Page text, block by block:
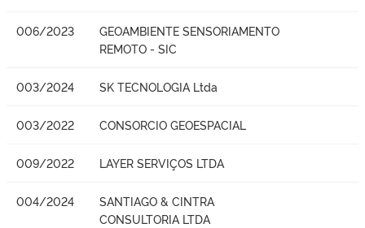
006/2023
GEOAMBIENTE SENSORIAMENTO
REMOTO - SIC
003/2024 SK TECNOLOGIA Ltda
003/2022 CONSORCIO GEOESPACIAL
009/2022 LAYER SERVIÇOS LTDA
004/2024
SANTIAGO & CINTRA
CONSULTORIA LTDA